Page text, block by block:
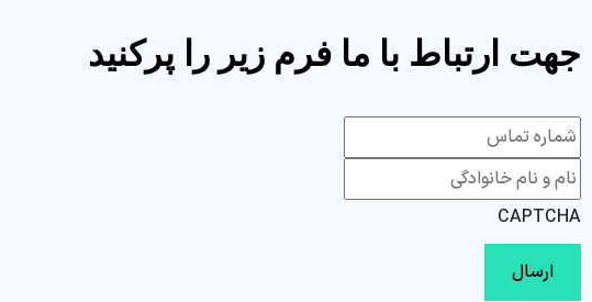
جهت ارتباط با ما فرم زیر را پرکنید
CAPTCHA